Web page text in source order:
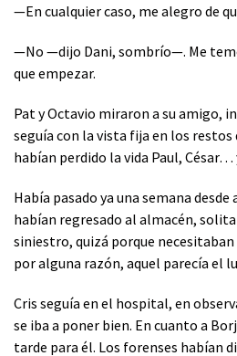
—En cualquier caso, me alegro de
—No —dijo Dani, sombrío—. Me
que empezar.
Pat y Octavio miraron a su amigo,
seguía con la vista fija en los restos
habían perdido la vida Paul,
Había pasado ya una semana
habían regresado al almacén,
siniestro, quizá porque
por alguna razón, aquel parecía el
Cris seguía en el hospital, en
se iba a poner bien. En cuanto a
tarde para él. Los forenses habían